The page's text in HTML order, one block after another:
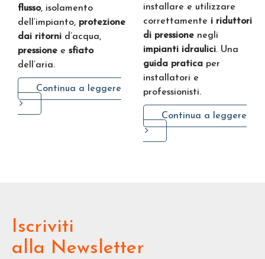
flusso, isolamento
dell’impianto, protezione
dai ritorni d’acqua,
pressione e sfiato
dell’aria.
Continua a leggere
installare e utilizzare
correttamente i riduttori
di pressione negli
impianti idraulici. Una
guida pratica per
installatori e
professionisti.
Continua a leggere
Iscriviti
alla Newsletter